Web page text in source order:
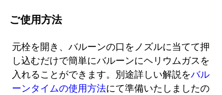
ご使用方法
元栓を開き、バルーンの口をノズルに当てて押
し込むだけで簡単にバルーンにヘリウムガスを
入れることができます。別途詳しい解説をバル
ーンタイムの使用方法にて準備いたしましたの